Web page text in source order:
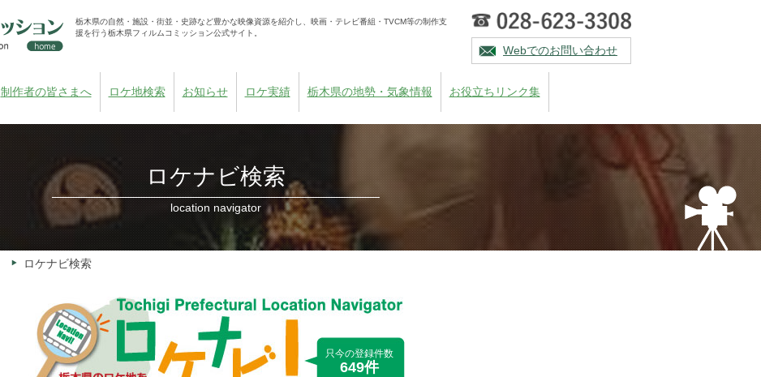
栃木県の自然・施設・街並・史跡など豊かな映像資源を紹介し、映画・テレビ番組・TVCM等の制作支
援を行う栃木県フィルムコミッション公式サイト。
Webでのお問い合わせ
制作者の皆さまへ ロケ地検索 お知らせ ロケ実績 栃木県の地勢・気象情報 お役立ちリンク集
ロケナビ検索
location navigator
ロケナビ検索
只今の登録件数
649件